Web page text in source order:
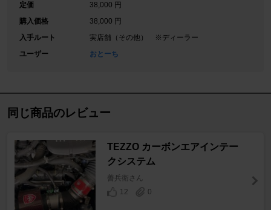
定価
38,000 円
購入価格
38,000 円
入手ルート
実店舗（その他） ※ディーラー
ユーザー
おとーち
同じ商品のレビュー
TEZZO カーボンエアインテー
クシステム
善兵衛さん
12
0